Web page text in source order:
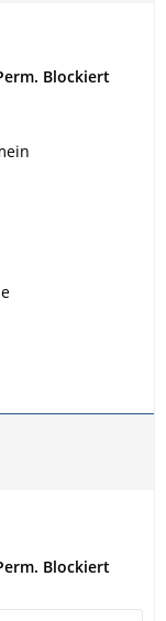
Blockiert
Blockiert